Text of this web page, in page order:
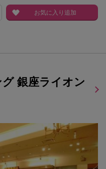
お気に入り追加
グ 銀座ライオン